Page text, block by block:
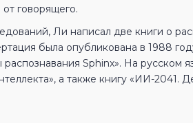
говорящего.
Ли написал две книги о
была опубликована в 1988
распознавания Sphinx». На русском
а также книгу «ИИ-2041.